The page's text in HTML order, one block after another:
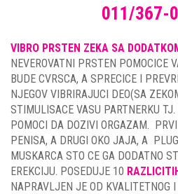
011/367-
VIBRO PRSTEN ZEKA SA
NEVEROVATNI PRSTEN POMOCICE
BUDE CVRSCA, A SPRECICE I
NJEGOV VIBRIRAJUCI DEO(SA
STIMULISACE VASU PARTNERKU
POMOCI DA DOZIVI ORGAZAM.
PENISA, A DRUGI OKO JAJA, A
MUSKARCA STO CE GA DODATNO
EREKCIJU. POSEDUJE 10
NAPRAVLJEN JE OD KVALITETNOG